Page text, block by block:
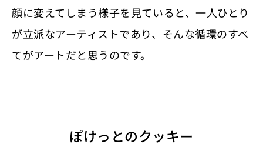
顔に変えてしまう様子を見ていると、一人ひとり
が立派なアーティストであり、そんな循環のすべ
てがアートだと思うのです。
ぽけっとのクッキー